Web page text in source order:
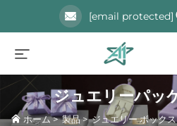
[email protected]
ジュエリーパッ
ホーム>製品>ジュエリー ボックス